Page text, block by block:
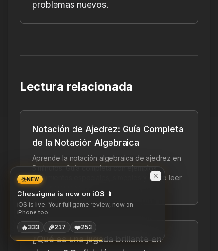
problemas nuevos.
Lectura relacionada
Notación de Ajedrez: Guía Completa
de la Notación Algebraica
Aprende la notación algebraica de ajedrez en
5 minutos. Guía completa con ejemplos,
movimientos especiales, símbolos y cómo leer
y escribir jugadas.
¿Qué es una jugada brillante en
NEW
Chessigma is now on iOS 📱
iOS is live. Your full game review, now on
iPhone too.
🔥 333 🎉217 ❤️253